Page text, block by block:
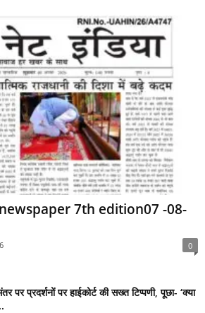
7th edition07 -08-
0
पर प्रदर्शनों पर हाईकोर्ट की सख्त टिप्पणी, पूछा- ‘क्या